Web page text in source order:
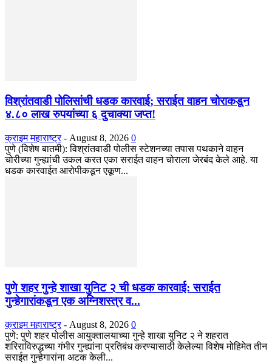
विश्रांतवाडी पोलिसांची धडक कारवाई; सराईत वाहन चोराकडून
४.८० लाख रुपयांच्या ६ दुचाक्या जप्त!
क्राइम महाराष्ट्र - August 8, 2026 0
पुणे (विशेष बातमी): विश्रांतवाडी पोलीस स्टेशनच्या तपास पथकाने वाहन
चोरीच्या गुन्ह्यांची उकल करत एका सराईत वाहन चोराला जेरबंद केले आहे. या
धडक कारवाईत आरोपीकडून एकूण...
पुणे शहर गुन्हे शाखा युनिट २ ची धडक कारवाई: सराईत
गुन्हेगारांकडून एक अग्निशस्त्र व...
क्राइम महाराष्ट्र - August 8, 2026 0
​पुणे: पुणे शहर पोलीस आयुक्तालयाच्या गुन्हे शाखा युनिट २ ने शहरात
शरिराविरुद्धच्या गंभीर गुन्ह्यांना प्रतिबंध करण्यासाठी केलेल्या विशेष मोहिमेत तीन
सराईत गुन्हेगारांना अटक केली...